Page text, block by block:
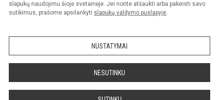
slapukų naudojimu šioje svetainėje. Jei norite atšaukti arba pakeisti savo
sutikimus, prašome apsilankyti slapukų valdymo puslapyje.
NUSTATYMAI
NESUTINKU
Prieinamumo paraiška Slapukų valdymas